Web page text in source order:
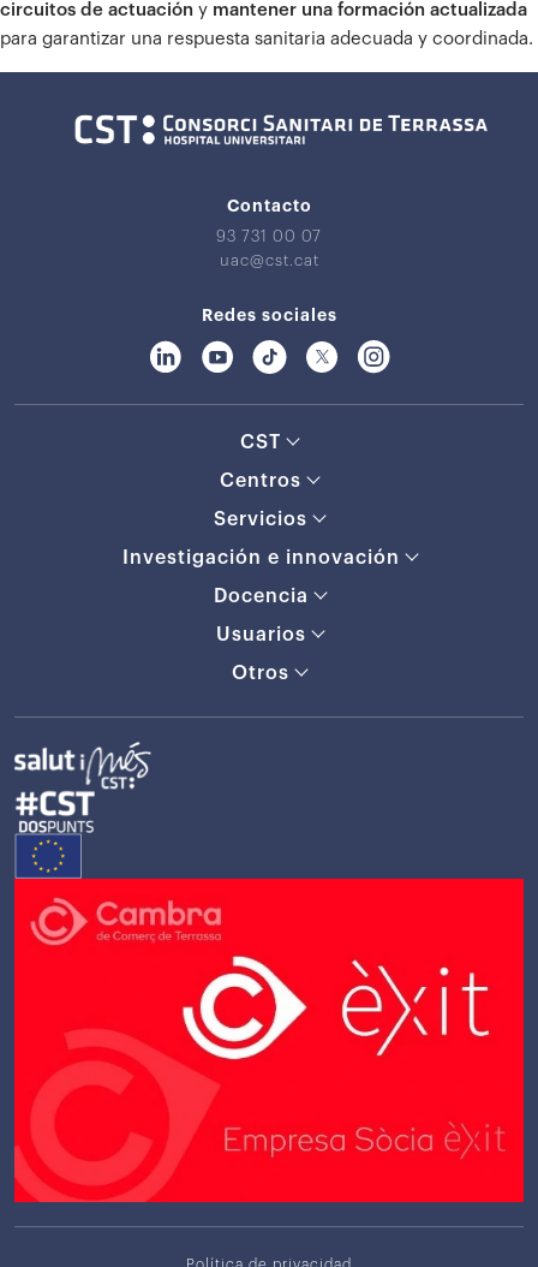
circuitos de actuación y mantener una formación actualizada
para garantizar una respuesta sanitaria adecuada y coordinada.
Contacto
93 731 00 07
uac@cst.cat
Redes sociales
CST
Centros
Servicios
Investigación e innovación
Docencia
Usuarios
Otros